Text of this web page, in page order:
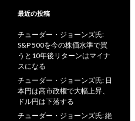
最近の投稿
チューダー・ジョーンズ氏:
S&P 500を今の株価水準で買
うと10年後リターンはマイナ
スになる
チューダー・ジョーンズ氏: 日
本円は高市政権で大幅上昇、
ドル円は下落する
チューダー・ジョーンズ氏: 絶